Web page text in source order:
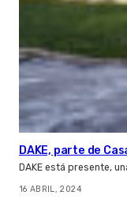
DAKE, parte de
DAKE está presente,
16 ABRIL, 2024